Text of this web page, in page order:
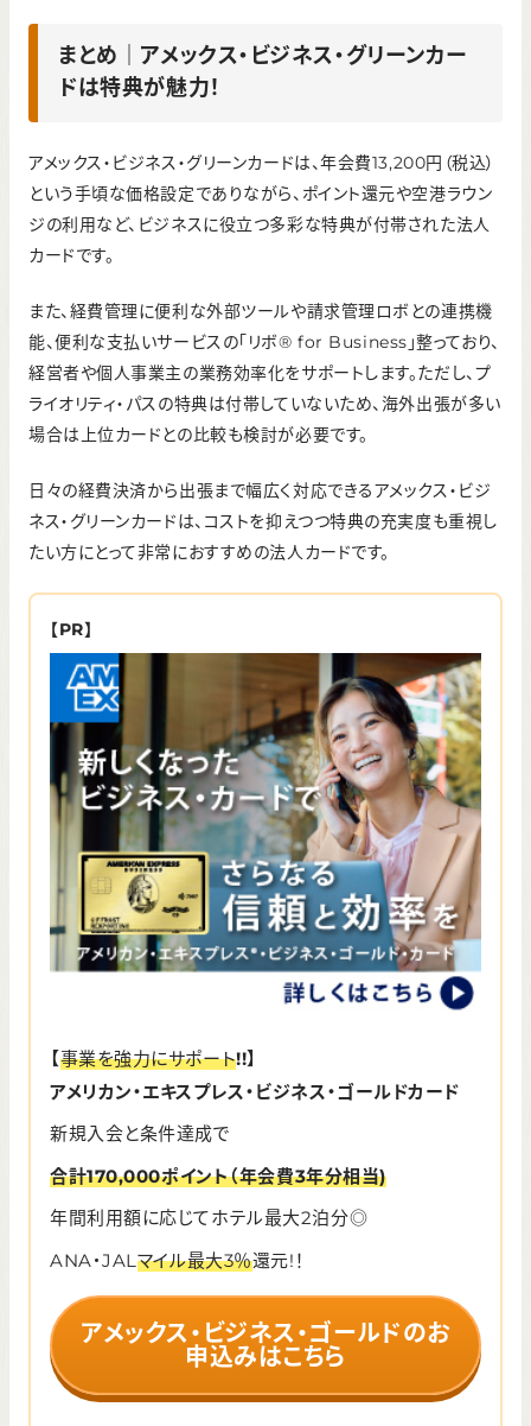
まとめ｜アメックス・ビジネス・グリーンカー
ドは特典が魅力！
アメックス・ビジネス・グリーンカードは、年会費13,200円（税込）
という手頃な価格設定でありながら、ポイント還元や空港ラウン
ジの利用など、ビジネスに役立つ多彩な特典が付帯された法人
カードです。
また、経費管理に便利な外部ツールや請求管理ロボとの連携機
能、便利な支払いサービスの「リボ® for Business」整っており、
経営者や個人事業主の業務効率化をサポートします。ただし、プ
ライオリティ・パスの特典は付帯していないため、海外出張が多い
場合は上位カードとの比較も検討が必要です。
日々の経費決済から出張まで幅広く対応できるアメックス・ビジ
ネス・グリーンカードは、コストを抑えつつ特典の充実度も重視し
たい方にとって非常におすすめの法人カードです。
【PR】
【事業を強力にサポート!!】
アメリカン・エキスプレス・ビジネス・ゴールドカード
新規入会と条件達成で
合計170,000ポイント（年会費3年分相当)
年間利用額に応じてホテル最大2泊分◎
ANA・JAL マイル最大3％還元!！
アメックス・ビジネス・ゴールドのお
申込みはこちら